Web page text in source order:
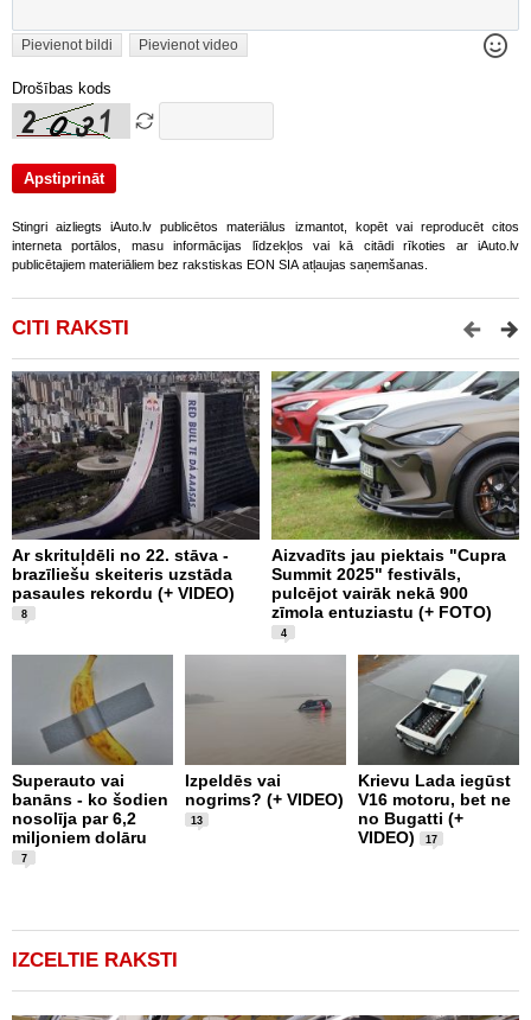
Pievienot bildi Pievienot video
Drošības kods
Stingri aizliegts iAuto.lv publicētos materiālus izmantot, kopēt vai reproducēt citos
interneta portālos, masu informācijas līdzekļos vai kā citādi rīkoties ar iAuto.lv
publicētajiem materiāliem bez rakstiskas EON SIA atļaujas saņemšanas.
CITI RAKSTI
Ar skrituļdēli no 22. stāva -
brazīliešu skeiteris uzstāda
pasaules rekordu (+ VIDEO)
8
Aizvadīts jau piektais "Cupra
Summit 2025" festivāls,
pulcējot vairāk nekā 900
zīmola entuziastu (+ FOTO)
4
Superauto vai
banāns - ko šodien
nosolīja par 6,2
miljoniem dolāru
7
Izpeldēs vai
nogrims? (+ VIDEO)
13
Krievu Lada iegūst
V16 motoru, bet ne
no Bugatti (+
VIDEO)
17
IZCELTIE RAKSTI